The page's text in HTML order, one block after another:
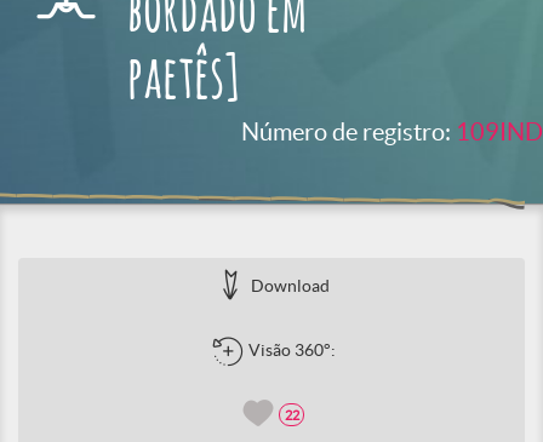
bordado em
paetês]
Número de registro: 109IND
Download
Visão 360°:
22